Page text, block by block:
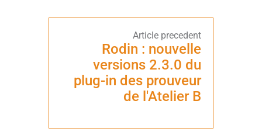
Rodin : nouvelle
versions 2.3.0 du
plug-in des prouveur
de l'Atelier B